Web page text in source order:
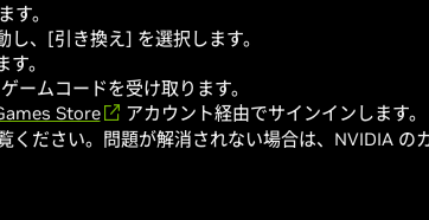
す。
、[引き換え] を選択します。
。
ームコードを受け取ります。
Store
アカウント経由でサインインします。
ください。問題が解消されない場合は、NVIDIA の